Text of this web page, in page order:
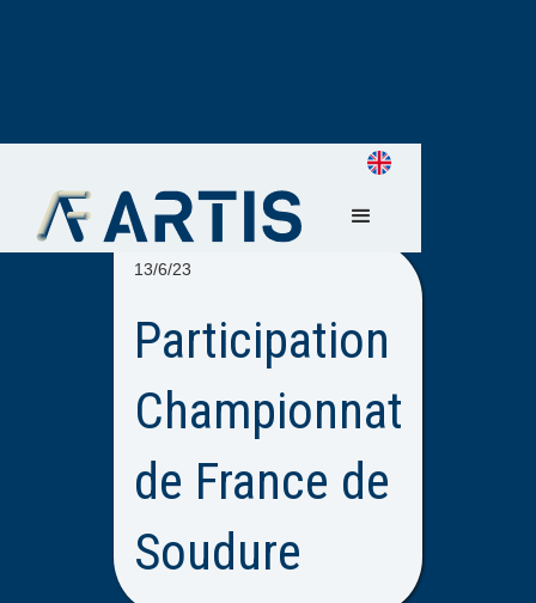
13/6/23
Participation
Championnat
de France de
Soudure